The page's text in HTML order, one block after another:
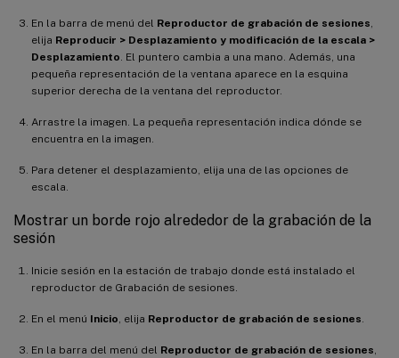
En la barra de menú del Reproductor de grabación de sesiones,
elija Reproducir > Desplazamiento y modificación de la escala >
Desplazamiento. El puntero cambia a una mano. Además, una
pequeña representación de la ventana aparece en la esquina
superior derecha de la ventana del reproductor.
Arrastre la imagen. La pequeña representación indica dónde se
encuentra en la imagen.
Para detener el desplazamiento, elija una de las opciones de
escala.
Mostrar un borde rojo alrededor de la grabación de la
sesión
Inicie sesión en la estación de trabajo donde está instalado el
reproductor de Grabación de sesiones.
En el menú Inicio, elija Reproductor de grabación de sesiones.
En la barra del menú del Reproductor de grabación de sesiones,